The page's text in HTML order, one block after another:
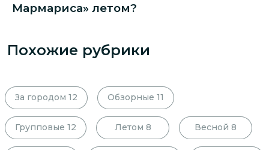
Мармариса» летом?
Похожие рубрики
За городом 12 Обзорные 11
Групповые 12 Летом 8 Весной 8